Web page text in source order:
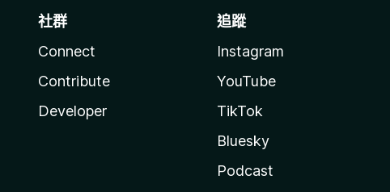
社群
Connect
Contribute
Developer
追蹤
Instagram
YouTube
TikTok
Bluesky
Podcast